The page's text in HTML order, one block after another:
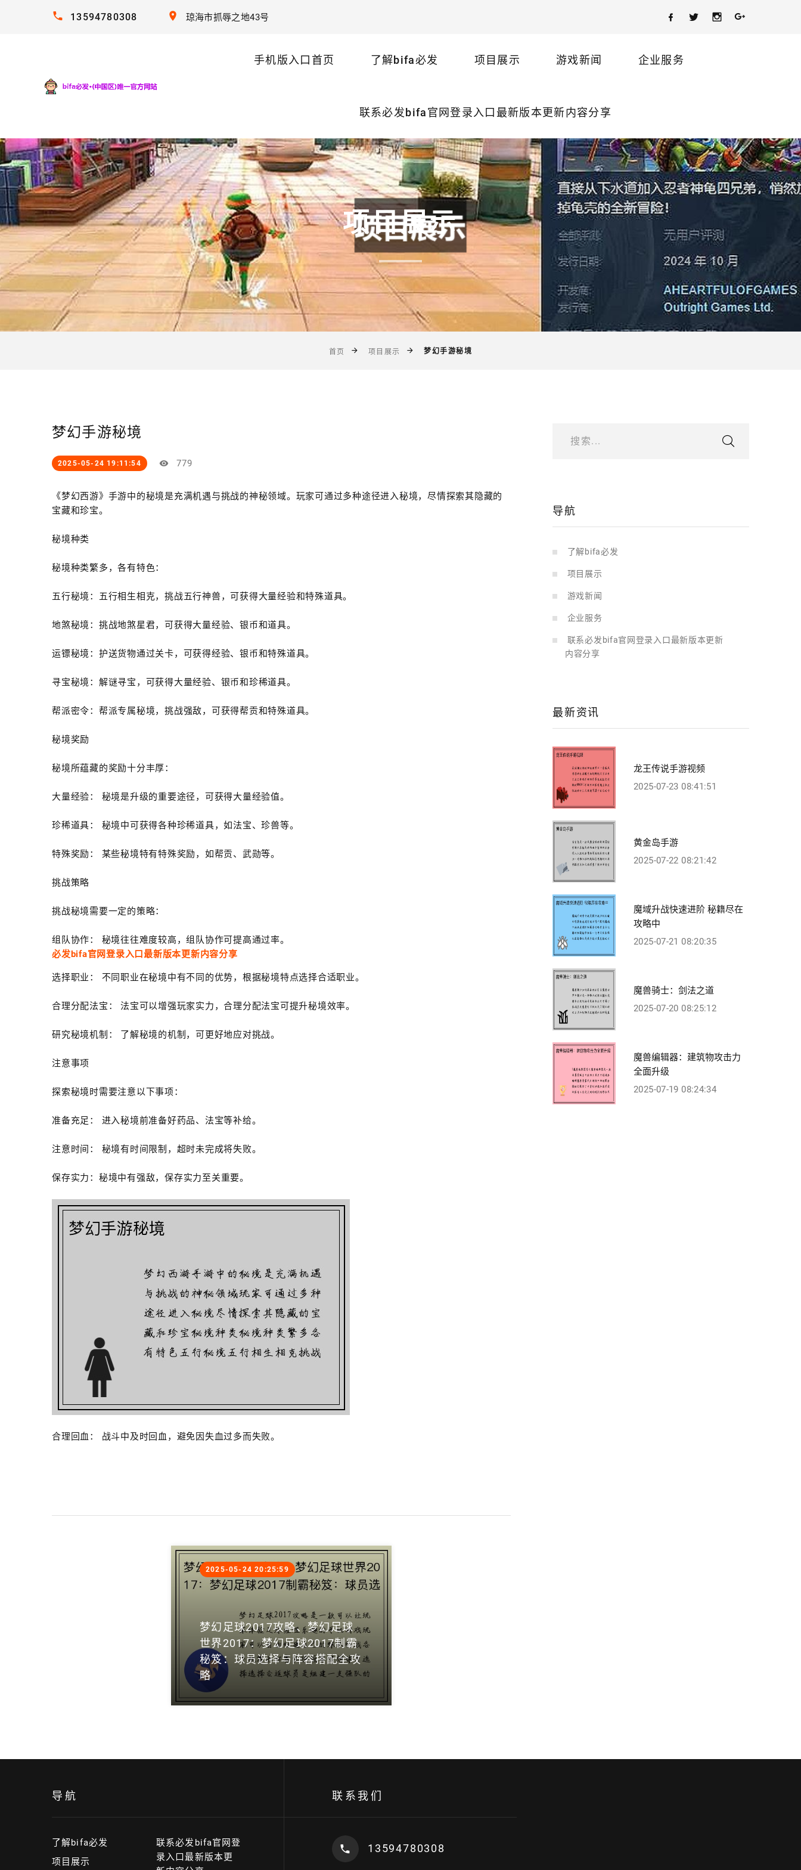
13594780308 琼海市抓辱之地43号
手机版入口首页 了解bifa必发 项目展示 游戏新闻 企业服务
联系必发bifa官网登录入口最新版本更新内容分享
项目展示
首页 项目展示 梦幻手游秘境
梦幻手游秘境
2025-05-24 19:11:54 779
《梦幻西游》手游中的秘境是充满机遇与挑战的神秘领域。玩家可通过多种途径进入秘境，尽情探索其隐藏的
宝藏和珍宝。
秘境种类
秘境种类繁多，各有特色：
五行秘境：五行相生相克，挑战五行神兽，可获得大量经验和特殊道具。
地煞秘境：挑战地煞星君，可获得大量经验、银币和道具。
运镖秘境：护送货物通过关卡，可获得经验、银币和特殊道具。
寻宝秘境：解谜寻宝，可获得大量经验、银币和珍稀道具。
帮派密令：帮派专属秘境，挑战强敌，可获得帮贡和特殊道具。
秘境奖励
秘境所蕴藏的奖励十分丰厚：
大量经验： 秘境是升级的重要途径，可获得大量经验值。
珍稀道具： 秘境中可获得各种珍稀道具，如法宝、珍兽等。
特殊奖励： 某些秘境特有特殊奖励，如帮贡、武勋等。
挑战策略
挑战秘境需要一定的策略：
组队协作： 秘境往往难度较高，组队协作可提高通过率。
必发bifa官网登录入口最新版本更新内容分享
选择职业： 不同职业在秘境中有不同的优势，根据秘境特点选择合适职业。
合理分配法宝： 法宝可以增强玩家实力，合理分配法宝可提升秘境效率。
研究秘境机制： 了解秘境的机制，可更好地应对挑战。
注意事项
探索秘境时需要注意以下事项：
准备充足： 进入秘境前准备好药品、法宝等补给。
注意时间： 秘境有时间限制，超时未完成将失败。
保存实力：秘境中有强敌，保存实力至关重要。
合理回血： 战斗中及时回血，避免因失血过多而失败。
梦幻足球2017攻略、梦幻足球
世界2017：梦幻足球2017制霸
秘笈：球员选择与阵容搭配全攻
略
2025-05-24 20:25:59
搜索...
导航
了解bifa必发
项目展示
游戏新闻
企业服务
联系必发bifa官网登录入口最新版本更新
内容分享
最新资讯
龙王传说手游视频
2025-07-23 08:41:51
黄金岛手游
2025-07-22 08:21:42
魔域升战快速进阶 秘籍尽在
攻略中
2025-07-21 08:20:35
魔兽骑士：剑法之道
2025-07-20 08:25:12
魔兽编辑器：建筑物攻击力
全面升级
2025-07-19 08:24:34
导航
了解bifa必发
项目展示
联系必发bifa官网登
录入口最新版本更
联系我们
13594780308